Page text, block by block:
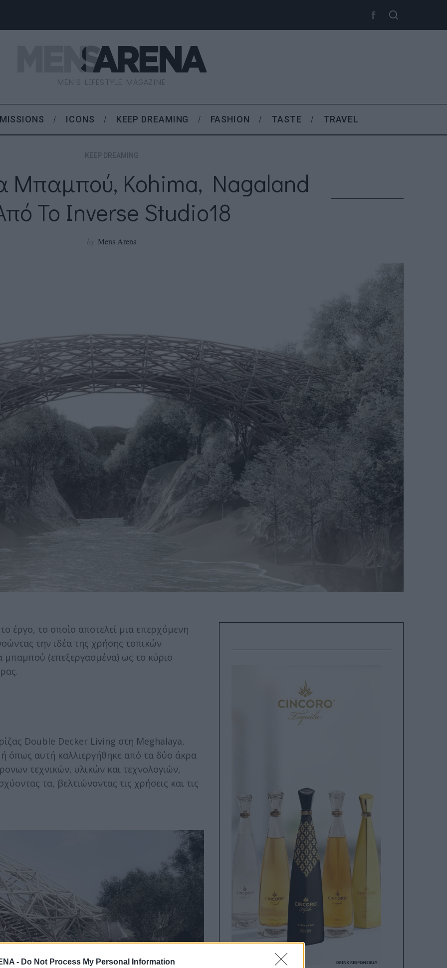
- Do Not Process My Personal Information
MEN'S LIFESTYLE MAGAZINE
MISSIONS ICONS KEEP DREAMING FASHION TASTE TRAVEL
KEEP DREAMING
Μπαμπού, Kohima, Nagaland
Το Inverse Studio18
by Mens Arena
έργο, το οποίο αποτελεί μια επερχόμενη
την ιδέα της χρήσης τοπικών
(επεξεργασμένα) ως το κύριο
Double Decker Living στη Meghalaya,
όπως αυτή καλλιεργήθηκε από τα δύο άκρα
τεχνικών, υλικών και τεχνολογιών,
τα, βελτιώνοντας τις χρήσεις και τις